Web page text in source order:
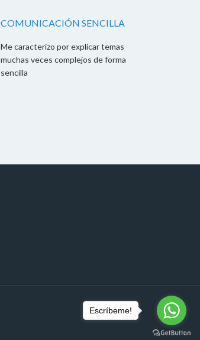
COMUNICACIÓN SENCILLA
Me caracterizo por explicar temas
muchas veces complejos de forma
sencilla
Escríbeme!